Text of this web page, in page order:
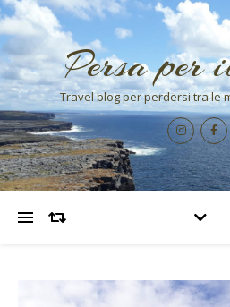
Persa per
Travel blog per perdersi tra le